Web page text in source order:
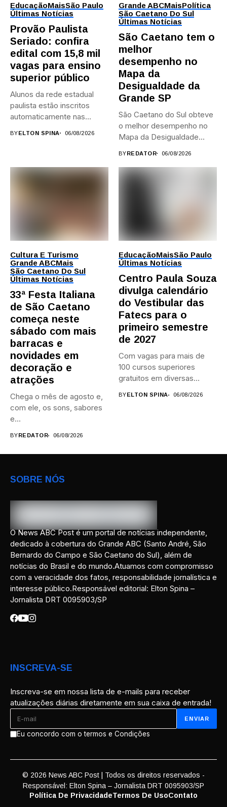
EducaçãoMaisSão Paulo
Últimas Notícias
Provão Paulista
Seriado: confira
edital com 15,8 mil
vagas para ensino
superior público
Alunos da rede estadual
paulista estão inscritos
automaticamente nas
BYELTON SPINA 06/08/2026
Grande ABCMaisPolítica
São Caetano Do Sul
Últimas Notícias
São Caetano tem o
melhor
desempenho no
Mapa da
Desigualdade da
Grande SP
São Caetano do Sul obteve
o melhor desempenho no
Mapa da Desigualdade...
BYREDATOR 06/08/2026
Cultura E Turismo
Grande ABCMais
São Caetano Do Sul
Últimas Notícias
33ª Festa Italiana
de São Caetano
começa neste
sábado com mais
barracas e
novidades em
decoração e
atrações
Chega o mês de agosto e,
com ele, os sons, sabores
e...
BY REDATOR 06/08/2026
EducaçãoMaisSão Paulo
Últimas Notícias
Centro Paula Souza
divulga calendário
do Vestibular das
Fatecs para o
primeiro semestre
de 2027
Com vagas para mais de
100 cursos superiores
gratuitos em diversas
BY ELTON SPINA 06/08/2026
SOBRE NÓS
O News ABC Post é um portal de notícias independente,
dedicado à cobertura do Grande ABC (Santo André, São
Bernardo do Campo e São Caetano do Sul), além de
notícias do Brasil e do mundo.Atuamos com compromisso
com a veracidade dos fatos, responsabilidade jornalística e
interesse público.Responsável editorial: Elton Spina –
Jornalista DRT 0095903/SP
INSCREVA-SE
Inscreva-se em nossa lista de e-mails para receber
atualizações diárias diretamente em sua caixa de entrada!
Eu concordo com o termos e Condições
© 2026 News ABC Post | Todos os direitos reservados -
Responsável: Elton Spina – Jornalista DRT 0095903/SP
Política De PrivacidadeTermos De UsoContato